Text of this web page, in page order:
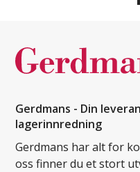
Gerdmans - Din
lagerinnredning
Gerdmans har alt for
oss finner du et stort